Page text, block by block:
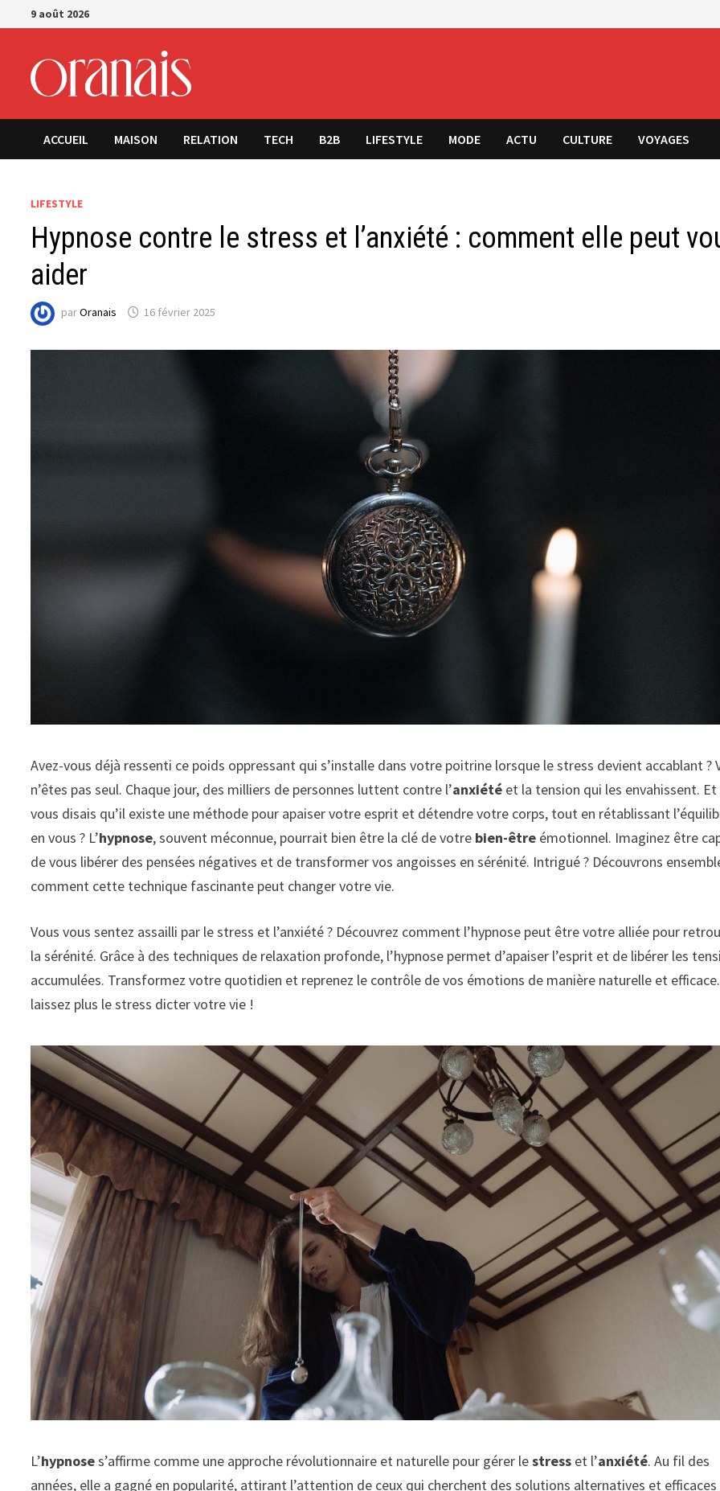
Passer
au
9 août 2026
ACCUEIL MAISON RELATION TECH B2B LIFESTYLE MODE ACTU CULTURE VOYAGES
LIFESTYLE
Hypnose contre le stress et l’anxiété : comment elle peut
aider
parOranais 16 février 2025
Avez-vous déjà ressenti ce poids oppressant qui s’installe dans votre poitrine lorsque le stress devient accablant ?
n’êtes pas seul. Chaque jour, des milliers de personnes luttent contre l’anxiété et la tension qui les envahissent. Et
vous disais qu’il existe une méthode pour apaiser votre esprit et détendre votre corps, tout en rétablissant
en vous ? L’hypnose, souvent méconnue, pourrait bien être la clé de votre bien-être émotionnel. Imaginez être
de vous libérer des pensées négatives et de transformer vos angoisses en sérénité. Intrigué ? Découvrons
comment cette technique fascinante peut changer votre vie.
Vous vous sentez assailli par lestress et l’anxiété? Découvrez comment l’hypnose peut être votre alliée pour
lasérénité. Grâce à des techniques de relaxation profonde, l’hypnose permet d’apaiser l’esprit et de libérer les
accumulées. Transformez votre quotidien et reprenez le contrôle de vos émotions de manière naturelle et
laissez plus le stress dicter votre vie !
L’hypnoses’affirme comme une approche révolutionnaire et naturelle pour gérer lestress et l’anxiété. Au fil des
années, elle a gagné en popularité, attirant l’attention de ceux qui cherchent des solutions alternatives et